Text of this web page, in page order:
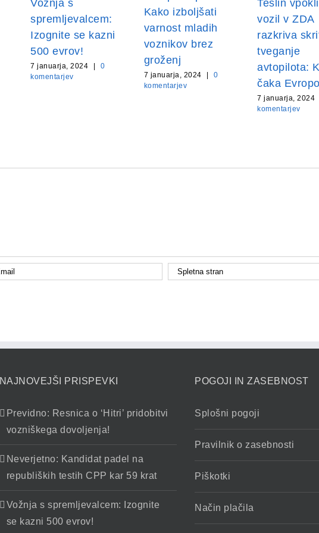
Vožnja s
spremljevalcem:
Izognite se kazni
500 evrov!
7 januarja, 2024
0
komentarjev
Kako izboljšati
varnost mladih
voznikov brez
groženj
7 januarja, 2024
0
komentarjev
Teslin
vozil v ZDA
razkriva
tveganje
avtopilota:
čaka
7 januarja, 2024
komentarjev
NAJNOVEJŠI PRISPEVKI
Previdno: Resnica o ‘Hitri’ pridobitvi
vozniškega dovoljenja!
Neverjetno: Kandidat padel na
republiških testih CPP kar 59 krat
Vožnja s spremljevalcem: Izognite
se kazni 500 evrov!
POGOJI IN ZASEBNOST
Splošni pogoji
Pravilnik o zasebnosti
Piškotki
Način plačila